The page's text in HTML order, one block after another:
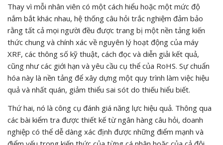
Thay vì mỗi nhân viên có một cách hiểu hoặc một mức độ
nắm bắt khác nhau, hệ thống câu hỏi trắc nghiệm đảm bảo
rằng tất cả mọi người đều được trang bị một nền tảng kiến
thức chung và chính xác về nguyên lý hoạt động của máy
XRF, các thông số kỹ thuật, cách đọc và diễn giải kết quả,
cũng như các giới hạn và yêu cầu cụ thể của RoHS. Sự chuẩn
hóa này là nền tảng để xây dựng một quy trình làm việc hiệu
quả và nhất quán, giảm thiểu sai sót do thiếu hiểu biết.
Thứ hai, nó là công cụ đánh giá năng lực hiệu quả. Thông qua
các bài kiểm tra được thiết kế từ ngân hàng câu hỏi, doanh
nghiệp có thể dễ dàng xác định được những điểm mạnh và